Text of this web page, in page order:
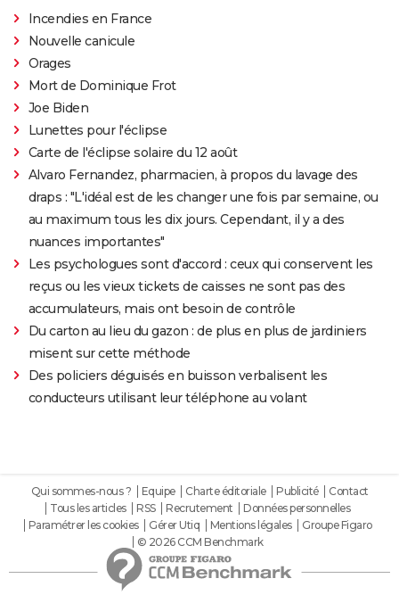
Incendies en France
Nouvelle canicule
Orages
Mort de Dominique Frot
Joe Biden
Lunettes pour l'éclipse
Carte de l'éclipse solaire du 12 août
Alvaro Fernandez, pharmacien, à propos du lavage des
draps : "L'idéal est de les changer une fois par semaine, ou
au maximum tous les dix jours. Cependant, il y a des
nuances importantes"
Les psychologues sont d'accord : ceux qui conservent les
reçus ou les vieux tickets de caisses ne sont pas des
accumulateurs, mais ont besoin de contrôle
Du carton au lieu du gazon : de plus en plus de jardiniers
misent sur cette méthode
Des policiers déguisés en buisson verbalisent les
conducteurs utilisant leur téléphone au volant
Qui sommes-nous ? Equipe Charte éditoriale Publicité
Contact
Tous les articles
RSS Recrutement
Données personnelles
Paramétrer les cookies
Gérer Utiq Mentions légales
Groupe Figaro
© 2026 CCM Benchmark